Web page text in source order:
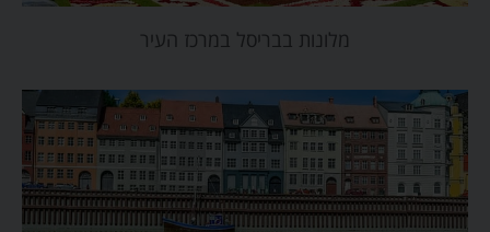
מלונות בבריסל במרכז העיר